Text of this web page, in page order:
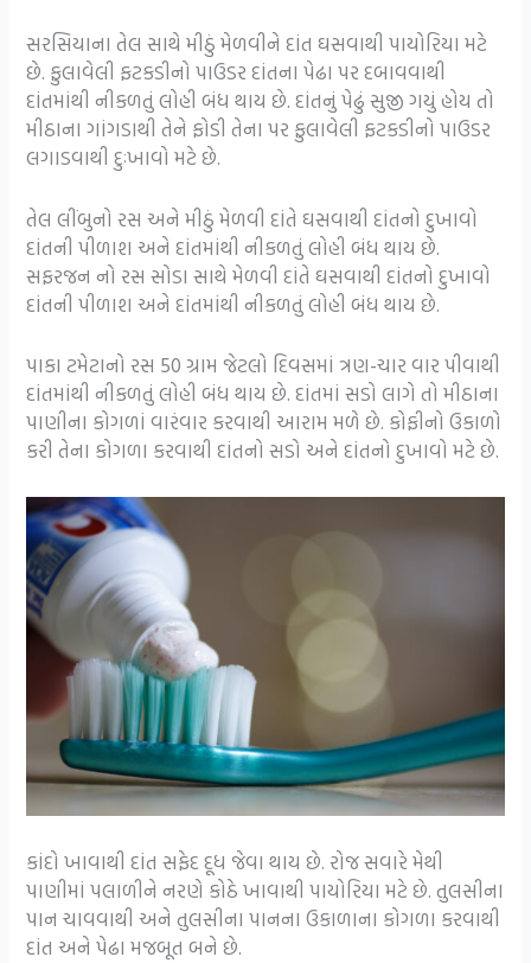
સરસિયાના તેલ સાથે મીઠું મેળવીને દાંત ઘસવાથી પાયોરિયા મટે
છે. ફુલાવેલી ફટકડીનો પાઉડર દાંતના પેઢા પર દબાવવાથી
દાંતમાંથી નીકળતું લોહી બંધ થાય છે. દાંતનું પેઢું સુજી ગયું હોય તો
મીઠાના ગાંગડાથી તેને ફોડી તેના પર ફુલાવેલી ફટકડીનો પાઉડર
લગાડવાથી દુઃખાવો મટે છે.
તેલ લીંબુનો રસ અને મીઠું મેળવી દાંતે ઘસવાથી દાંતનો દુખાવો
દાંતની પીળાશ અને દાંતમાંથી નીકળતું લોહી બંધ થાય છે.
સફરજન નો રસ સોડા સાથે મેળવી દાંતે ઘસવાથી દાંતનો દુખાવો
દાંતની પીળાશ અને દાંતમાંથી નીકળતું લોહી બંધ થાય છે.
પાકા ટમેટાનો રસ 50 ગ્રામ જેટલો દિવસમાં ત્રણ-ચાર વાર પીવાથી
દાંતમાંથી નીકળતું લોહી બંધ થાય છે. દાંતમાં સડો લાગે તો મીઠાના
પાણીના કોગળાં વારંવાર કરવાથી આરામ મળે છે. કોફીનો ઉકાળો
કરી તેના કોગળા કરવાથી દાંતનો સડો અને દાંતનો દુખાવો મટે છે.
કાંદો ખાવાથી દાંત સફેદ દૂધ જેવા થાય છે. રોજ સવારે મેથી
પાણીમાં પલાળીને નરણે કોઠે ખાવાથી પાયોરિયા મટે છે. તુલસીના
પાન ચાવવાથી અને તુલસીના પાનના ઉકાળાના કોગળા કરવાથી
દાંત અને પેઢા મજબૂત બને છે.